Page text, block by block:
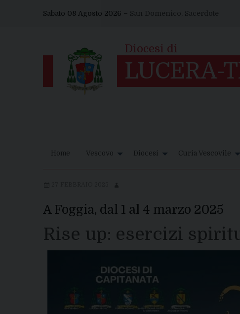
Sabato 08 Agosto 2026 – San Domenico, Sacerdote
Home Vescovo Diocesi Curia Vescovile
A Foggia, dal 1 al 4 marzo 2025
Rise up: esercizi